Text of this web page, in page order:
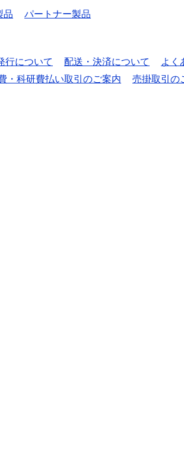
品 パートナー製品
行について 配送・決済について
よく
・科研費払い取引のご案内 売掛取引の